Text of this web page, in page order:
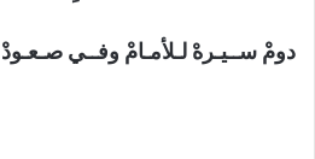
دومْ ســيـرهْ لـلأمـامْ وفــي صـعـودْ